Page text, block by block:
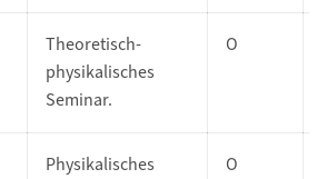
Theoretisch-
physikalisches
Seminar.
O
Physikalisches
O